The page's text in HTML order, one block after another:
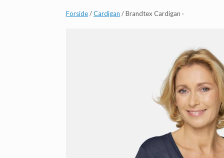
Forside/Cardigan / Brandtex Cardigan ·